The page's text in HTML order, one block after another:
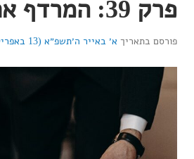
פרק 39: המרדף אחרי הדגל
פורסם בתאריך א׳ באייר ה׳תשפ״א (13 באפריל 2021)